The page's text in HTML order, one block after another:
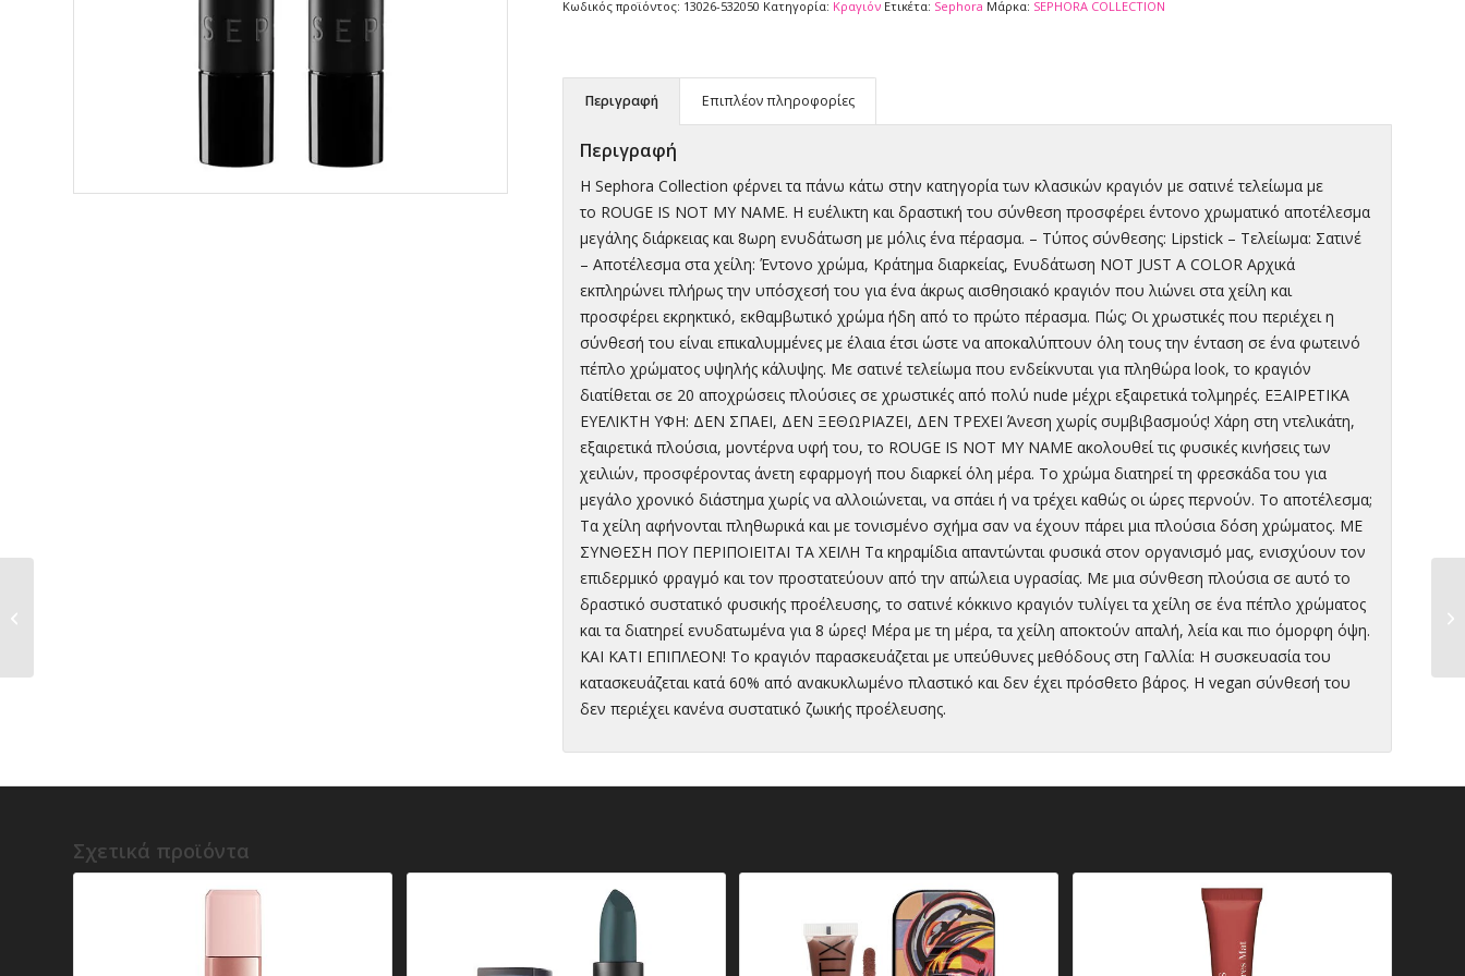
Κωδικός προϊόντος: 13026-532050 Κατηγορία: Κραγιόν Ετικέτα: Sephora Μάρκα: SEPHORA COLLECTION
Περιγραφή Επιπλέον πληροφορίες
Περιγραφή
Η Sephora Collection φέρνει τα πάνω κάτω στην κατηγορία των κλασικών κραγιόν με σατινέ τελείωμα με
το ROUGE IS NOT MY NAME. Η ευέλικτη και δραστική του σύνθεση προσφέρει έντονο χρωματικό αποτέλεσμα
μεγάλης διάρκειας και 8ωρη ενυδάτωση με μόλις ένα πέρασμα. – Τύπος σύνθεσης: Lipstick – Τελείωμα: Σατινέ
– Αποτέλεσμα στα χείλη: Έντονο χρώμα, Κράτημα διαρκείας, Ενυδάτωση NOT JUST A COLOR Αρχικά
εκπληρώνει πλήρως την υπόσχεσή του για ένα άκρως αισθησιακό κραγιόν που λιώνει στα χείλη και
προσφέρει εκρηκτικό, εκθαμβωτικό χρώμα ήδη από το πρώτο πέρασμα. Πώς; Οι χρωστικές που περιέχει η
σύνθεσή του είναι επικαλυμμένες με έλαια έτσι ώστε να αποκαλύπτουν όλη τους την ένταση σε ένα φωτεινό
πέπλο χρώματος υψηλής κάλυψης. Με σατινέ τελείωμα που ενδείκνυται για πληθώρα look, το κραγιόν
διατίθεται σε 20 αποχρώσεις πλούσιες σε χρωστικές από πολύ nude μέχρι εξαιρετικά τολμηρές. ΕΞΑΙΡΕΤΙΚΑ
ΕΥΕΛΙΚΤΗ ΥΦΗ: ΔΕΝ ΣΠΑΕΙ, ΔΕΝ ΞΕΘΩΡΙΑΖΕΙ, ΔΕΝ ΤΡΕΧΕΙ Άνεση χωρίς συμβιβασμούς! Χάρη στη ντελικάτη,
εξαιρετικά πλούσια, μοντέρνα υφή του, το ROUGE IS NOT MY NAME ακολουθεί τις φυσικές κινήσεις των
χειλιών, προσφέροντας άνετη εφαρμογή που διαρκεί όλη μέρα. Το χρώμα διατηρεί τη φρεσκάδα του για
μεγάλο χρονικό διάστημα χωρίς να αλλοιώνεται, να σπάει ή να τρέχει καθώς οι ώρες περνούν. Το αποτέλεσμα;
Τα χείλη αφήνονται πληθωρικά και με τονισμένο σχήμα σαν να έχουν πάρει μια πλούσια δόση χρώματος. ΜΕ
ΣΥΝΘΕΣΗ ΠΟΥ ΠΕΡΙΠΟΙΕΙΤΑΙ ΤΑ ΧΕΙΛΗ Τα κηραμίδια απαντώνται φυσικά στον οργανισμό μας, ενισχύουν τον
επιδερμικό φραγμό και τον προστατεύουν από την απώλεια υγρασίας. Με μια σύνθεση πλούσια σε αυτό το
δραστικό συστατικό φυσικής προέλευσης, το σατινέ κόκκινο κραγιόν τυλίγει τα χείλη σε ένα πέπλο χρώματος
και τα διατηρεί ενυδατωμένα για 8 ώρες! Μέρα με τη μέρα, τα χείλη αποκτούν απαλή, λεία και πιο όμορφη όψη.
ΚΑΙ ΚΑΤΙ ΕΠΙΠΛΕΟΝ! Το κραγιόν παρασκευάζεται με υπεύθυνες μεθόδους στη Γαλλία: Η συσκευασία του
κατασκευάζεται κατά 60% από ανακυκλωμένο πλαστικό και δεν έχει πρόσθετο βάρος. Η vegan σύνθεσή του
δεν περιέχει κανένα συστατικό ζωικής προέλευσης.
Σχετικά προϊόντα